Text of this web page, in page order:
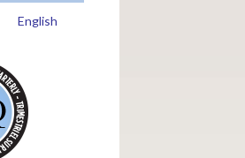
English